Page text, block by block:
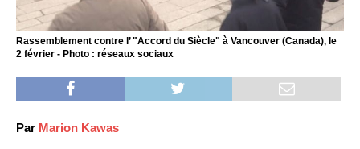
Rassemblement contre l’ "Accord du Siècle" à Vancouver (Canada), le
2 février - Photo : réseaux sociaux
Par Marion Kawas